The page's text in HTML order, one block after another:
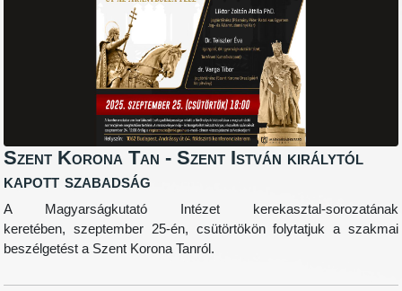
Szent Korona Tan - Szent István királytól
kapott szabadság
A Magyarságkutató Intézet kerekasztal-sorozatának
keretében, szeptember 25-én, csütörtökön folytatjuk a szakmai
beszélgetést a Szent Korona Tanról.